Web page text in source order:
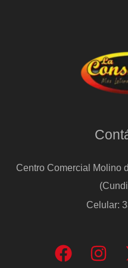
Centro Comercial Molino
Celular: